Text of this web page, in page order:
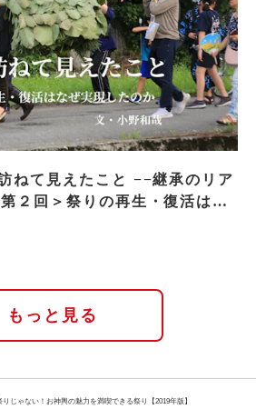
ねて見えたこと −−継承のリア
２回＞祭りの再生・復活はな
もっと見る
じゃない！お神輿の魅力を満喫できる祭り【2019年版】